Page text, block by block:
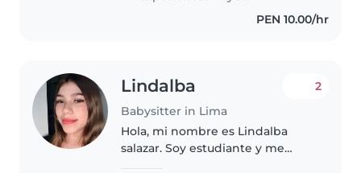
Me encanta leerles, hacer
manualidades y música. LosPEN 10.00/hr
Lindalba
Babysitter in Lima
2
Hola, mi nombre es Lindalba
salazar. Soy estudiante y me